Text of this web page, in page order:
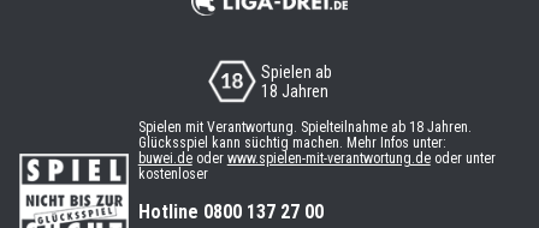
Spielen ab
18 Jahren
Spielen mit Verantwortung. Spielteilnahme ab 18 Jahren.
Glücksspiel kann süchtig machen. Mehr Infos unter:
buwei.deoder www.spielen-mit-verantwortung.deoder unter
kostenloser
Hotline 0800 137 27 00